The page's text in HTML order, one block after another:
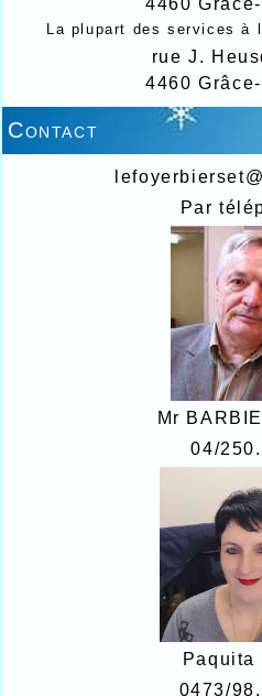
La plupart des services à
rue J.
4460
Contact
Par
Mr
04/
Paquita
0473/